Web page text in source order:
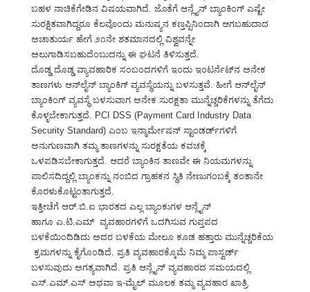
ಬಹಳ ನಾಚಿಕೆಗೇಡಿನ ವಿಷಯವಾಗಿದೆ. ಜೊತೆಗೆ ಆನ್ಲೈನ್ ಬ್ಯಾಂಕಿಂಗ್ ಎಷ್ಟೇ
ಸುರಕ್ಷಿತವಾಗಿದ್ದರೂ ಕೆಲವೊಂದು ಮನುಷ್ಯನ ಕಣ್ತಪ್ಪಿನಿಂದಾಗಿ ಆಗಬಹುದಾದ
ಅಚಾತುರ್ಯ ಹೇಗೆ ೨೧ನೇ ಶತಮಾನದಲ್ಲಿ ವಿಶ್ವವನ್ನೇ
ಅಲುಗಾಡಿಸಬಹುದೆಂಬುದನ್ನು ಈ ಘಟನೆ ತಿಳಿಸುತ್ತದೆ.
ದೊಡ್ಡ ದೊಡ್ಡ ವ್ಯಾವಹಾರಿಕ ಸಂಬಂದಗಳಿಗೆ ಇಂದು ಇಂಟರ್ನೆಟ್‌ನ ಅನೇಕ
ತಾಣಗಳು ಆನ್‌ಲೈನ್ ಬ್ಯಾಂಕಿಗ್ ವ್ಯವಸ್ಥೆಯನ್ನು ಬಳಸುತ್ತವೆ. ಹೀಗೆ ಆನ್‌ಲೈನ್
ಬ್ಯಾಂಕಿಂಗ್ ವ್ಯವಸ್ಥೆ ಬಳಸುವಾಗ ಅನೇಕ ಸುರಕ್ಷತಾ ಮುನ್ನೆಚ್ಚರಿಕೆಗಳನ್ನು ತೆಗೆದು
ಕೊಳ್ಳಬೇಕಾಗುತ್ತದೆ. PCI DSS (Payment Card Industry Data
Security Standard) ಎಂಬ ಇನ್ಮಾರ್ಮೇಷನ್ ಸ್ಟಾಂಡರ್ಡ್‌ಗಳಿಗೆ
ಅನುಗುಣವಾಗಿ ತಮ್ಮ ತಾಣಗಳನ್ನು ಸುರಕ್ಷತೆಯ ಕವಚಕ್ಕೆ
ಒಳಪಡಿಸಬೇಕಾಗುತ್ತದೆ. ಆದರೆ ಬ್ಯಾಂಕಿನ ತಾಣವೇ ಈ ನಿಯಮಗಳನ್ನು
ಪಾಲಿಸದಿದ್ದಲ್ಲಿ ಬ್ಯಾಂಕನ್ನು ನಂಬಿದ ಗ್ರಾಹಕನ ಸ್ಥಿತಿ ನೇಣುಗಂಬಕ್ಕೆ ತಂತಾನೇ
ಕೊರಳುಕೊಟ್ಟಂತಾಗುತ್ತದೆ.
ಇತ್ತೀಚೆಗೆ ಆರ್.ಬಿ.ಐ ಭಾರತದ ಎಲ್ಲ ಬ್ಯಾಂಕುಗಳ ಆನ್ಲೈನ್
ಹಾಗೂ ಎ.ಟಿ.ಎಮ್ ವ್ಯವಹಾರಗಳಿಗೆ ಒದಗಿಸುವ ಗುಪ್ತಪದ
ಬಳಕೆಯಿಂದಿಡಿದು ಅದರ ಬಳಕೆಯ ಮೇಲೂ ಕೂಡ ಹತ್ತಾರು ಮುನ್ನೆಚ್ಚರಿಕೆಯ
ಕ್ರಮಗಳನ್ನು ಕೈಗೊಂಡಿದೆ. ಪ್ರತಿ ವ್ಯವಹಾರಕ್ಕೊಮೆ ನಿಮ್ಮ ಪಾಸ್ವರ್ಡ್
ಬಳಸುವುದು ಅಗತ್ಯವಾಗಿದೆ. ಪ್ರತಿ ಆನ್ಲೈನ್ ವ್ಯವಹಾರದ ಸಮಯದಲ್ಲಿ
ಎಸ್.ಎಮ್.ಎಸ್ ಅಥವಾ ಇ-ಮೈಲ್ ಮೂಲಕ ತಮ್ಮ ವ್ಯವಹಾರ ಖಾತ್ರಿ